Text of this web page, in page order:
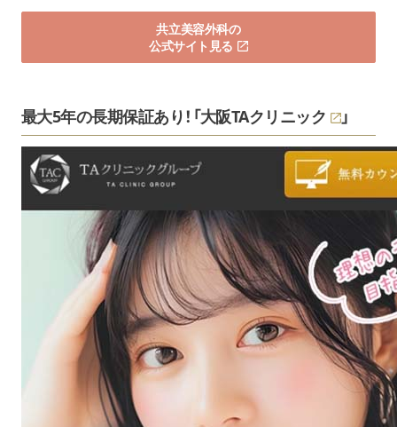
共立美容外科の
公式サイト見る
最大5年の長期保証あり！「大阪TAクリニック 」